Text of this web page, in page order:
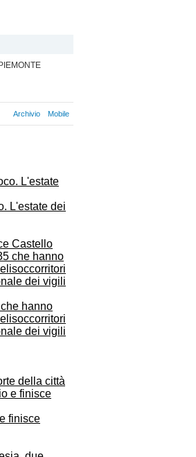
Archivio Mobile
L'estate dei
Castello
hanno
dei vigili
della città
finisce